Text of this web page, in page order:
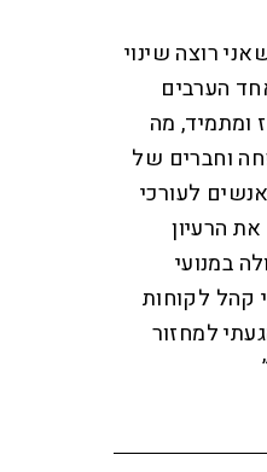
רוצה שינוי
הערבים
ומתמיד, מה
וחברים של
לעורכי
הרעיון
במנועי
קהל לקוחות
למחזור